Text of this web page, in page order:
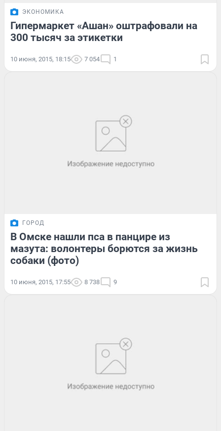
ЭКОНОМИКА
Гипермаркет «Ашан» оштрафовали на
300 тысяч за этикетки
10 июня, 2015, 18:15 7 054 1
ГОРОД
В Омске нашли пса в панцире из
мазута: волонтеры борются за жизнь
собаки (фото)
10 июня, 2015, 17:55 8 738 9